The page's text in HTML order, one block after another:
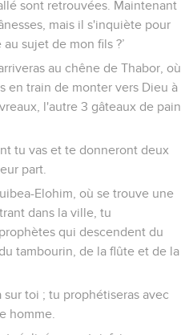
sont retrouvées. Maintenant
mais il s'inquiète pour
sujet de mon fils ?’
au chêne de Thabor, où
en train de monter vers Dieu à
l'autre 3 gâteaux de pain
tu vas et te donneront deux
part.
Elohim, où se trouve une
dans la ville, tu
qui descendent du
tambourin, de la flûte et de la
toi ; tu prophétiseras avec
homme.